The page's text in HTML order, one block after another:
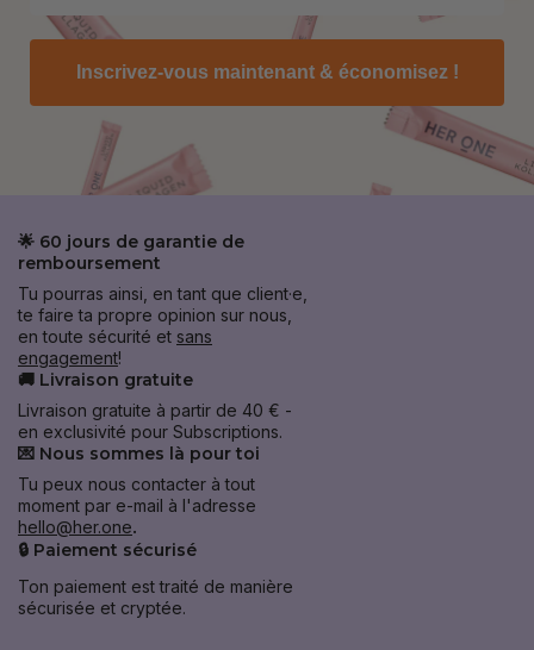
Inscrivez-vous maintenant & économisez !
🌟 60 jours de garantie de
remboursement
Tu pourras ainsi, en tant que client·e,
te faire ta propre opinion sur nous,
en toute sécurité et sans
engagement!
🚚 Livraison gratuite
Livraison gratuite à partir de 40 € -
en exclusivité pour Subscriptions.
💌 Nous sommes là pour toi
Tu peux nous contacter à tout
moment par e-mail à l'adresse
hello@her.one.
🔒 Paiement sécurisé
Ton paiement est traité de manière
sécurisée et cryptée.